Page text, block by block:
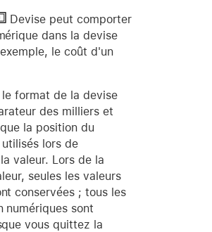
Devise peut comporter
dans la devise
le coût d'un
format de la devise
des milliers et
la position du
lors de
valeur. Lors de la
seules les valeurs
conservées ; tous les
numériques sont
vous quittez la